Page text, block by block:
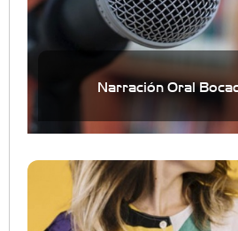
Narración Oral